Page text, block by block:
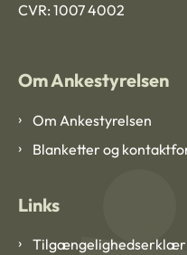
CVR: 1007 4002
Om Ankestyrelsen
Om Ankestyrelsen
Blanketter og
Links